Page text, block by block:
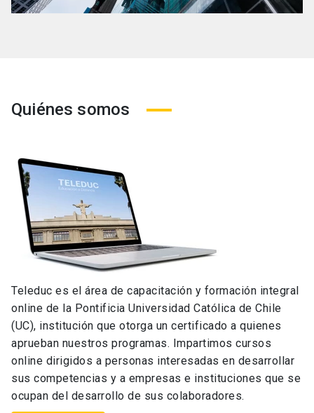
Quiénes somos
Teleduc es el área de capacitación y formación integral
online de la Pontificia Universidad Católica de Chile
(UC), institución que otorga un certificado a quienes
aprueban nuestros programas. Impartimos cursos
online dirigidos a personas interesadas en desarrollar
sus competencias y a empresas e instituciones que se
ocupan del desarrollo de sus colaboradores.